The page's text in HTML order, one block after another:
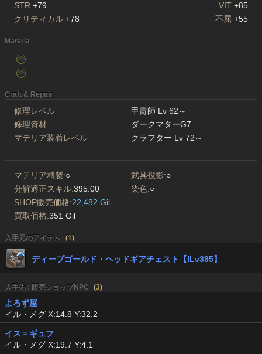
STR +79 VIT +85
クリティカル +78 不屈 +55
Materia
Craft & Repair
修理レベル
甲冑師 Lv 62～
修理資材
ダークマターG7
マテリア装着レベル
クラフター Lv 72～
マテリア精製:○ 武具投影:○
分解適正スキル:395.00 染色:○
SHOP販売価格:22,482 Gil
買取価格:351 Gil
入手元のアイテム (1)
ディープゴールド・ヘッドギアチェスト【ILv395】
入手先 : 販売ショップNPC (3)
よろず屋
イル・メグ X:14.8 Y:32.2
イス＝ギュフ
イル・メグ X:19.7 Y:4.1